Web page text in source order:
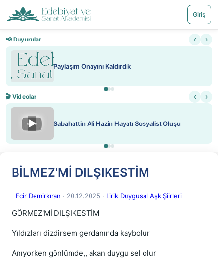
Giriş
📢 Duyurular ‹ ›
Paylaşım Onayını Kaldırdık
🎬 Videolar ‹ ›
▶ Sabahattin Ali Hazin Hayatı Sosyalist Oluşu
BİLMEZ'Mİ DILŞIKESTİM
Ecir Demirkıran · 20.12.2025 · Lirik Duygusal Aşk Şiirleri
GÖRMEZ'Mİ DILŞIKESTİM
Yıldızları dizdirsem gerdanında kaybolur
Anıyorken gönlümde,, akan duygu sel olur